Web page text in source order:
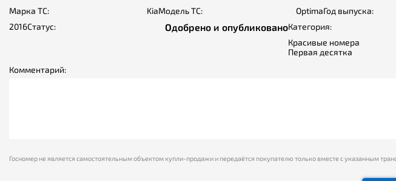
Марка ТС: KiaМодель ТС: OptimaГод выпуска:
2016Статус: Одобрено и опубликованоКатегория:
Красивые номера
Первая десятка
Комментарий:
Госномер не является самостоятельным объектом купли-продажи и передаётся покупателю только вместе с указанным